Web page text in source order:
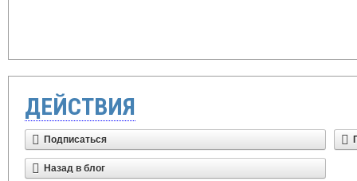
ДЕЙСТВИЯ
Подписаться
Назад в блог